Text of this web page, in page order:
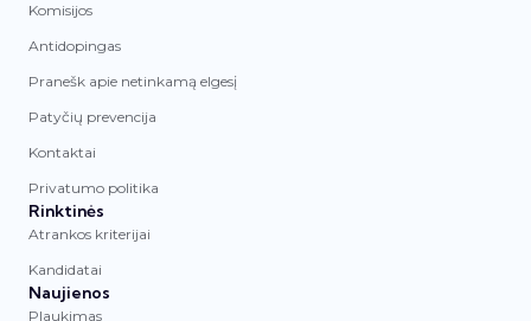
Komisijos
Antidopingas
Pranešk apie netinkamą elgesį
Patyčių prevencija
Kontaktai
Privatumo politika
Rinktinės
Atrankos kriterijai
Kandidatai
Naujienos
Plaukimas